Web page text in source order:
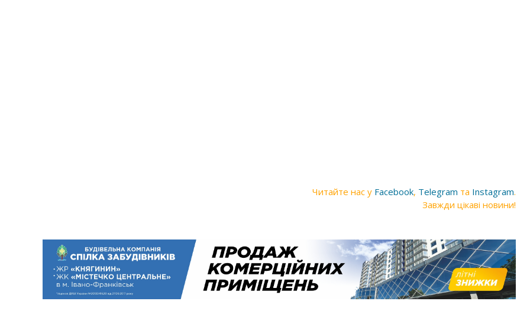
Читайте нас у Facebook, Telegram та Instagram.
Завжди цікаві новини!